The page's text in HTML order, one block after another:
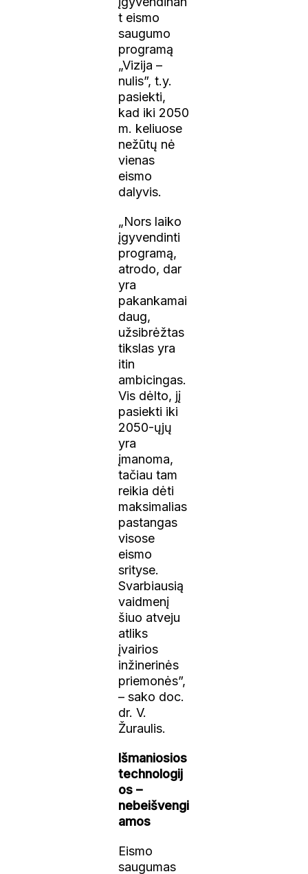
t eismo
saugumo
programą
„Vizija –
nulis”, t.y.
pasiekti,
kad iki 2050
m. keliuose
nežūtų nė
vienas
eismo
dalyvis.
„Nors laiko
įgyvendinti
programą,
atrodo, dar
yra
pakankamai
daug,
užsibrėžtas
tikslas yra
itin
ambicingas.
Vis dėlto, jį
pasiekti iki
2050-ųjų
yra
įmanoma,
tačiau tam
reikia dėti
maksimalias
pastangas
visose
eismo
srityse.
Svarbiausią
vaidmenį
šiuo atveju
atliks
įvairios
inžinerinės
priemonės”,
– sako doc.
dr. V.
Žuraulis.
Išmaniosios
technologij
os –
nebeišvengi
amos
Eismo
saugumas